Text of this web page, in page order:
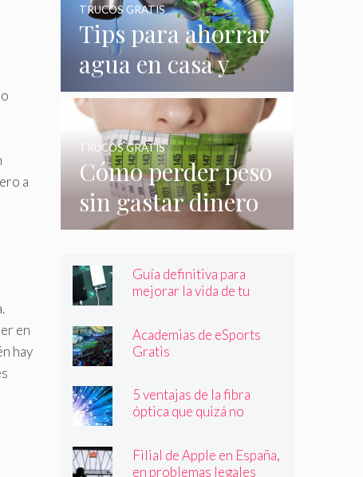
a
en
hay
Tips para ahorrar
agua en casa y
gastar menos en
su consumo
TRUCOS GRATIS
Cómo perder peso
sin gastar dinero
e incluso sin
hacer nada
TRUCOS GRATIS
Guía definitiva para
mejorar la vida de tu
Academias de eSports
Gratis
5 ventajas de la fibra
óptica que quizá no
Filial de Apple en España,
en problemas legales